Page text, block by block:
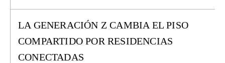
LA GENERACIÓN Z CAMBIA EL PISO
COMPARTIDO POR RESIDENCIAS
CONECTADAS